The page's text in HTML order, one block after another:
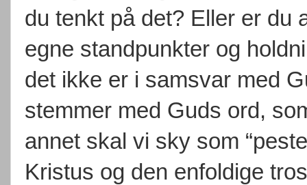
du tenkt på det? Eller er du
egne standpunkter og
det ikke er i samsvar med
stemmer med Guds ord,
annet skal vi sky som
Kristus og den enfoldige